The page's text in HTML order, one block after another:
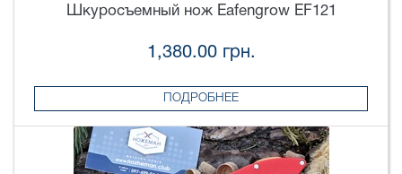
Шкуросъемный нож Eafengrow EF121
1,380.00 грн.
ПОДРОБНЕЕ